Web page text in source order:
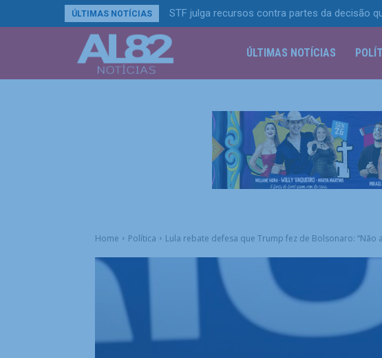
ÚLTIMAS NOTÍCIAS STF julga recursos contra partes da decisão
ÚLTIMAS NOTÍCIAS
Home Política Lula rebate defesa que Trump fez de Bolsonaro: “Não